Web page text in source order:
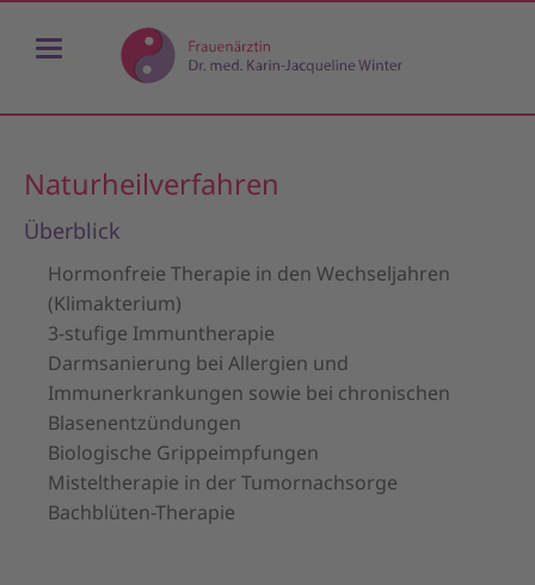
Naturheilverfahren
Überblick
Hormonfreie Therapie in den Wechseljahren
(Klimakterium)
3-stufige Immuntherapie
Darmsanierung bei Allergien und
Immunerkrankungen sowie bei chronischen
Blasenentzündungen
Biologische Grippeimpfungen
Misteltherapie in der Tumornachsorge
Bachblüten-Therapie